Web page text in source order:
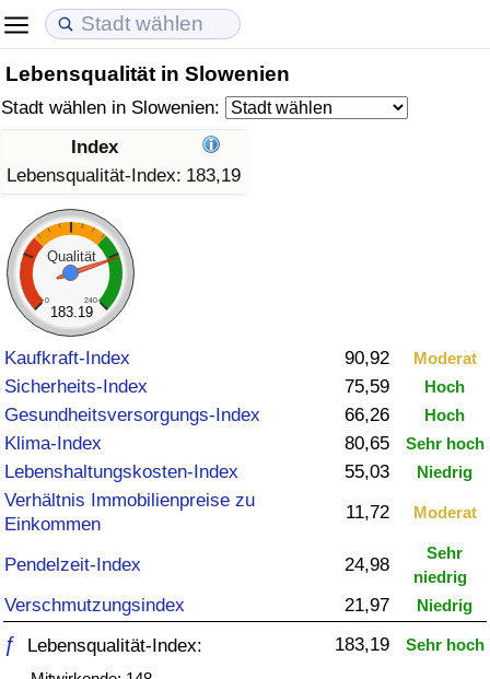
Lebensqualität in Slowenien
Stadt wählen in Slowenien:
Index
Lebensqualität-Index: 183,19
Qualität
0 240
183.19
Kaufkraft-Index 90,92 Moderat
Sicherheits-Index 75,59 Hoch
Gesundheitsversorgungs-Index 66,26 Hoch
Klima-Index 80,65 Sehr hoch
Lebenshaltungskosten-Index 55,03 Niedrig
Verhältnis Immobilienpreise zu
Einkommen
11,72 Moderat
Pendelzeit-Index 24,98
Sehr
niedrig
Verschmutzungsindex 21,97 Niedrig
ƒ Lebensqualität-Index: 183,19
Sehr hoch
Lebenshaltungskosten
Lebenshaltungskosten-Index (aktuell)
Lebenshaltungskosten-Index
Lebenshaltungskosten-Index nach Land
in Akaba
Immobilienpreise
Immobilienpreis-Index (aktuell)
Immobilienpreis-Index
Immobilienpreis-Index nach Land
Lebensqualität
Lebensqualität-Index
Lebensqualität-Index (aktuell)
Lebensqualitätsindex nach Land
Kriminalität
Kriminalitäts-Index (aktuell)
Kriminalitäts-Index
Kriminalitätsindex nach Land
Gesundheitsversorgung
Gesundheitsversorgungs-Index